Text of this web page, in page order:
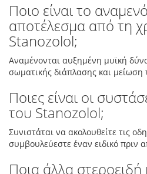
Ποιο είναι το
αποτέλεσμα από τη
Stanozolol;
Αναμένονται αυξημένη μυϊκή
σωματικής διάπλασης και μείωση
Ποιες είναι οι
του Stanozolol;
Συνιστάται να ακολουθείτε τις
συμβουλεύεστε έναν ειδικό πριν
Ποια άλλα